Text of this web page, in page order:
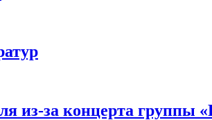
из-за концерта группы